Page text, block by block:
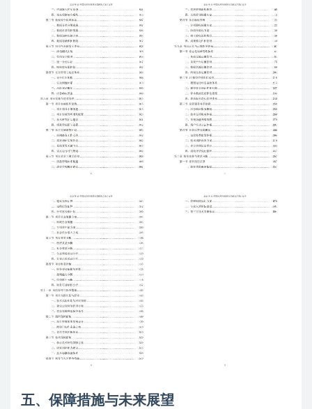
五、保障措施与未来展望